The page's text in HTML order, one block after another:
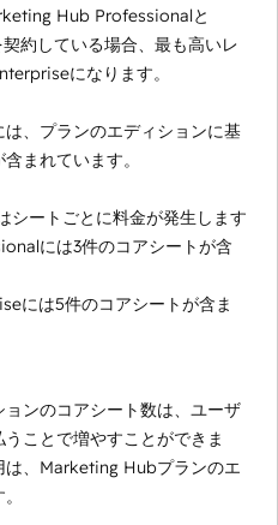
Hub Professionalと
約している場合、最も高いレ
になります。
、プランのエディションに基
まれています。
ートごとに料金が発生します
には3件のコアシートが含
には5件のコアシートが含ま
ンのコアシート数は、ユーザ
ことで増やすことができま
は、Marketing Hubプランのエ